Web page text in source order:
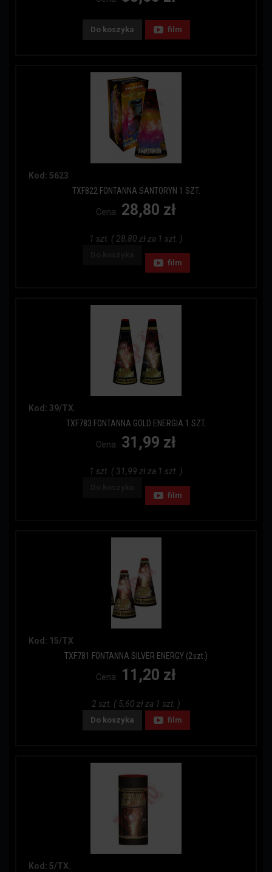
Do koszyka film
Kod: 5623
TXF822 FONTANNA SANTORYN 1 SZT.
Cena: 28,80 zł
1 szt. ( 28,80 zł za 1 szt. )
film
Kod: 39/TX.
TXF783 FONTANNA GOLD ENERGIA 1 SZT.
Cena: 31,99 zł
1 szt. ( 31,99 zł za 1 szt. )
film
Kod: 15/TX
TXF781 FONTANNA SILVER ENERGY (2szt.)
Cena: 11,20 zł
2 szt. ( 5,60 zł za 1 szt. )
Do koszyka film
Kod: 5/TX.